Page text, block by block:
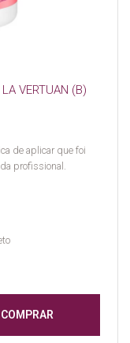
VERTUAN (B)
de aplicar que foi
profissional.
COMPRAR